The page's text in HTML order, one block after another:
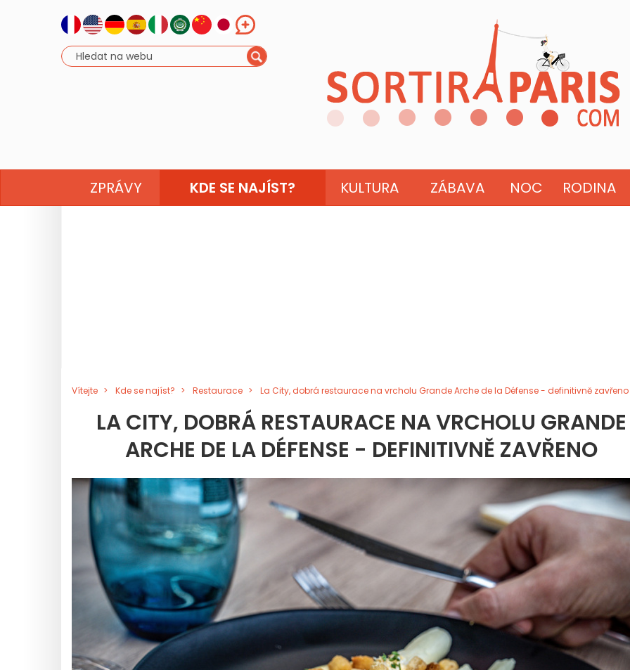
ZPRÁVY KDE SE NAJÍST? KULTURA ZÁBAVA NOC RODINA
Vítejte Kde se najíst? Restaurace La City, dobrá restaurace na vrcholu Grande Arche de la Défense - definitivně zavřeno
LA CITY, DOBRÁ RESTAURACE NA VRCHOLU GRANDE
ARCHE DE LA DÉFENSE - DEFINITIVNĚ ZAVŘENO